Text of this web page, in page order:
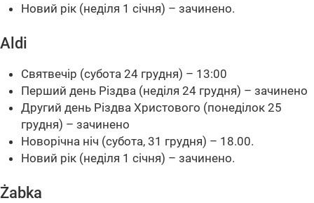
Новий рік (неділя 1 січня) – зачинено.
Aldi
Святвечір (субота 24 грудня) – 13:00
Перший день Різдва (неділя 24 грудня) – зачинено
Другий день Різдва Христового (понеділок 25
грудня) – зачинено
Новорічна ніч (субота, 31 грудня) – 18.00.
Новий рік (неділя 1 січня) – зачинено.
Żabka